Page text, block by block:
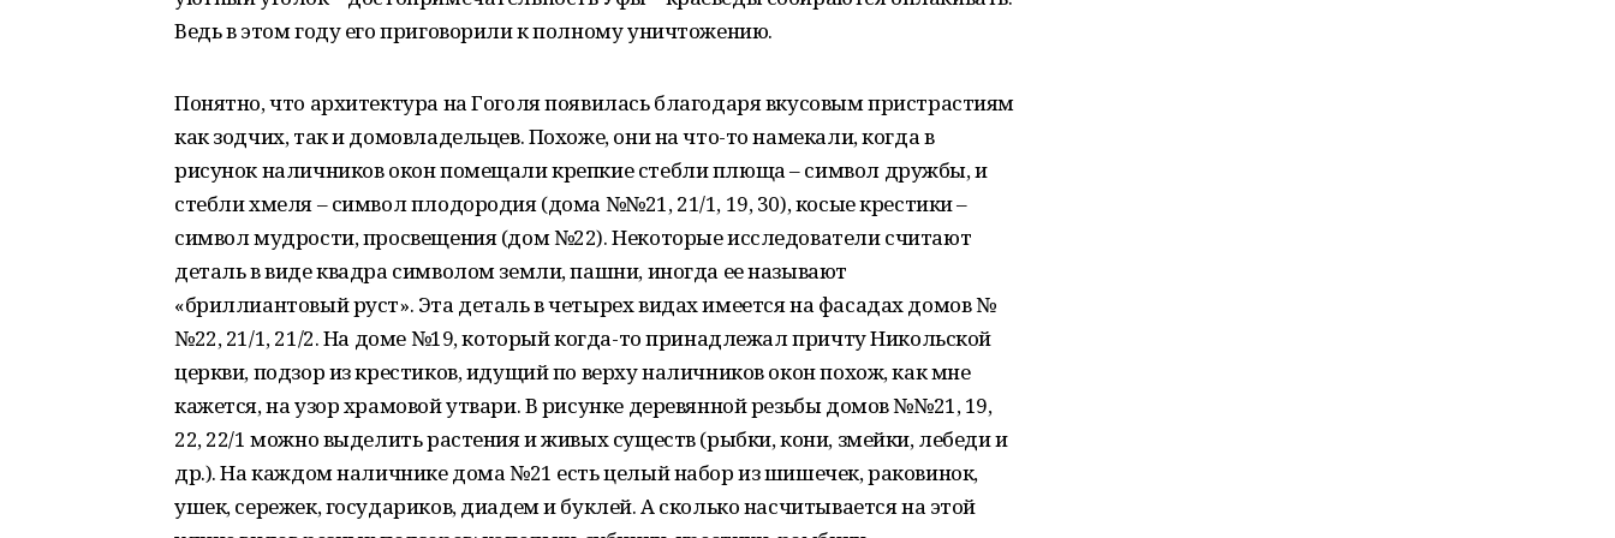
Ведь в этом году его приговорили к полному уничтожению.
Понятно, что архитектура на Гоголя появилась благодаря вкусовым пристрастиям
как зодчих, так и домовладельцев. Похоже, они на что-то намекали, когда в
рисунок наличников окон помещали крепкие стебли плюща – символ дружбы, и
стебли хмеля – символ плодородия (дома №№21, 21/1, 19, 30), косые крестики –
символ мудрости, просвещения (дом №22). Некоторые исследователи считают
деталь в виде квадра символом земли, пашни, иногда ее называют
«бриллиантовый руст». Эта деталь в четырех видах имеется на фасадах домов №
№22, 21/1, 21/2. На доме №19, который когда-то принадлежал причту Никольской
церкви, подзор из крестиков, идущий по верху наличников окон похож, как мне
кажется, на узор храмовой утвари. В рисунке деревянной резьбы домов №№21, 19,
22, 22/1 можно выделить растения и живых существ (рыбки, кони, змейки, лебеди и
др.). На каждом наличнике дома №21 есть целый набор из шишечек, раковинок,
ушек, сережек, государиков, диадем и буклей. А сколько насчитывается на этой